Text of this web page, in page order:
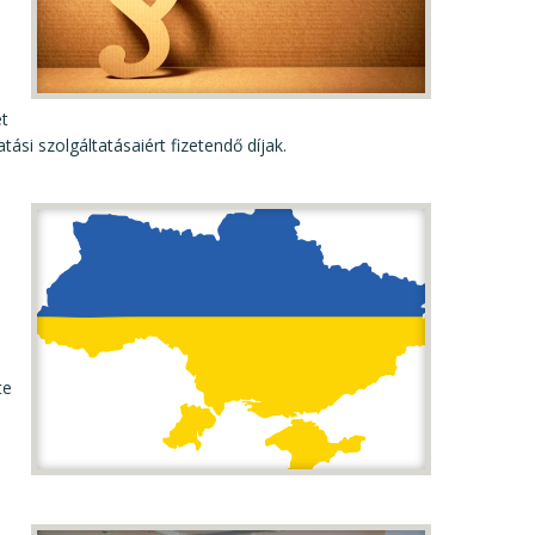
szolgáltatásaiért fizetendő díjak.